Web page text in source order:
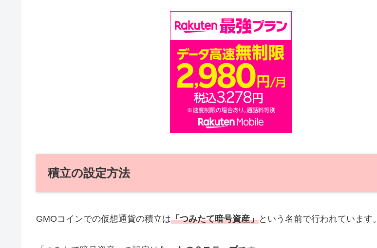
積立の設定方法
GMOコインでの仮想通貨の積立は「つみたて暗号資産」という名前で行われています。